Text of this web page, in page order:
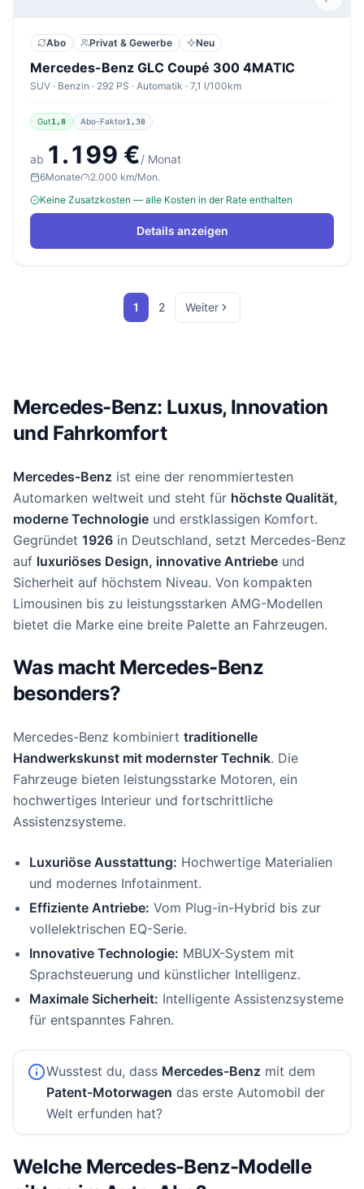
Abo Privat & Gewerbe Neu
Mercedes-Benz GLC Coupé 300 4MATIC
SUV · Benzin · 292 PS · Automatik · 7,1 l/100km
Gut1,8 Abo-Faktor1,38
ab 1.199 €/ Monat
6Monate
2.000 km/Mon.
Keine Zusatzkosten — alle Kosten in der Rate enthalten
Details anzeigen
1 2 Weiter
Mercedes-Benz: Luxus, Innovation
und Fahrkomfort
Mercedes-Benz ist eine der renommiertesten
Automarken weltweit und steht für höchste Qualität,
moderne Technologie und erstklassigen Komfort.
Gegründet 1926 in Deutschland, setzt Mercedes-Benz
auf luxuriöses Design, innovative Antriebe und
Sicherheit auf höchstem Niveau. Von kompakten
Limousinen bis zu leistungsstarken AMG-Modellen
bietet die Marke eine breite Palette an Fahrzeugen.
Was macht Mercedes-Benz
besonders?
Mercedes-Benz kombiniert traditionelle
Handwerkskunst mit modernster Technik. Die
Fahrzeuge bieten leistungsstarke Motoren, ein
hochwertiges Interieur und fortschrittliche
Assistenzsysteme.
Luxuriöse Ausstattung: Hochwertige Materialien
und modernes Infotainment.
Effiziente Antriebe: Vom Plug-in-Hybrid bis zur
vollelektrischen EQ-Serie.
Innovative Technologie: MBUX-System mit
Sprachsteuerung und künstlicher Intelligenz.
Maximale Sicherheit: Intelligente Assistenzsysteme
für entspanntes Fahren.
Wusstest du, dass Mercedes-Benz mit dem
Patent-Motorwagen das erste Automobil der
Welt erfunden hat?
Welche Mercedes-Benz-Modelle